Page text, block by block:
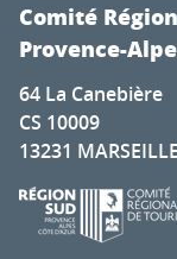
Comité
Provence-
64 La Canebière
CS 10009
13231